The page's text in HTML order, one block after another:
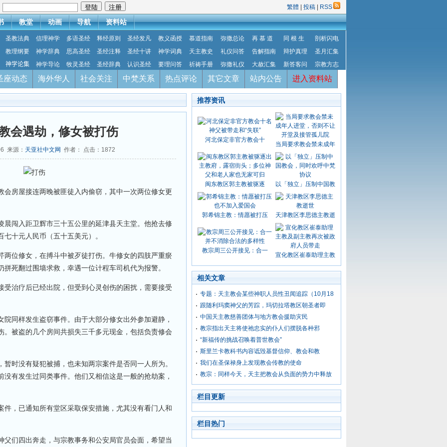
繁體 投稿 RSS
教堂 动画 导航 资料站
圣教法典 信理神学 多语圣经 释经原则 圣经发凡 教义函授 慕道指南 弥撒总论 再 慕 道 同 根 生
剖析闪电
教理纲要
神学辞典 思高圣经 圣经注释 圣经十讲 神学词典 天主教史 礼仪问答 告解指南 辩护真理
圣月汇集
神学论集
神学导论 牧灵圣经 圣经辞典 认识圣经 要理问答 祈祷手册 弥撒礼仪 大赦汇集 新答客问 宗教方志
座动态 海外华人 社会关注 中梵关系 热点评论 其它文章 站内公告 进入资料站
会遇劫，修女被打伤
来源： 天亚社中文网 作者： 点击： 1872
会房屋接连两晚被匪徒入内偷窃，其中一次两位修女更
晨闯入距卫辉市三十五公里的延津县天主堂。他抢去修
十元人民币（五十五美元）。
两位修女，在搏斗中被歹徒打伤。牛修女的四肢严重瘀
死翻过围墙求救，幸遇一位计程车司机代为报警。
受治疗后已经出院，但受到心灵创伤的困扰，需要接受
同样发生盗窃事件。由于大部分修女出外参加避静，
。被盗的几个房间共损失三千多元现金，包括负责修会
时没有疑犯被捕，也未知两宗案件是否同一人所为。
有发生过同类事件。他们又相信这是一般的抢劫案，
件，已通知所有堂区采取保安措施，尤其没有看门人和
父们四出奔走，与宗教事务和公安局官员会面，希望当
推荐资讯
河北保定非官方教会十
当局要求教会禁未成年
闽东教区郭主教被驱逐 以「独立」压制中国教
郭希锦主教：情愿被打压 天津教区李思德主教逝
教宗周三公开接见：合一
宣化教区崔泰助理主教
相关文章
专题：天主教会某些神职人员性丑闻追踪（10月18
跟随利玛窦神父的芳踪，玛切拉塔教区朝圣者即
中国天主教慈善团体与地方教会援助灾民
教宗指出天主将使祂忠实的仆人们摆脱各种邪
“新福传的挑战召唤着普世教会”
斯里兰卡教科书内容诋毁基督信仰、教会和教
我们在圣保禄身上发现教会传教的使命
教宗：同样今天，天主把教会从负面的势力中释放
栏目更新
栏目热门